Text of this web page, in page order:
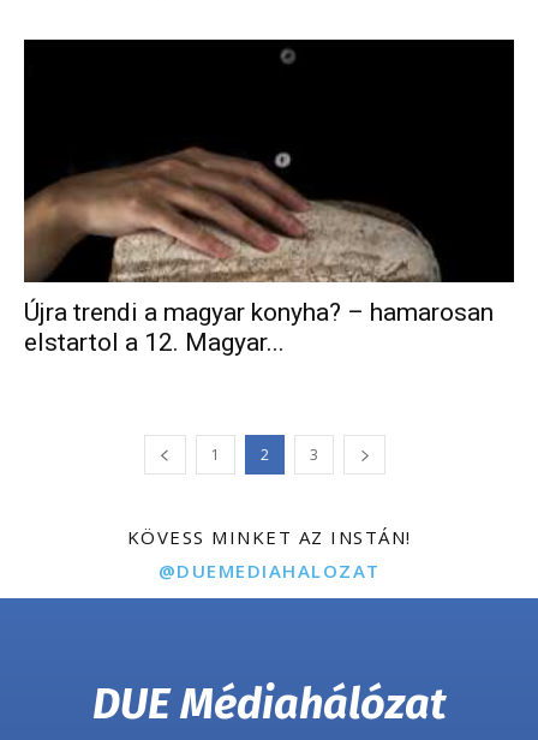
Újra trendi a magyar konyha? – hamarosan
elstartol a 12. Magyar...
1 2 3
KÖVESS MINKET AZ INSTÁN!
@DUEMEDIAHALOZAT
DUE Médiahálózat